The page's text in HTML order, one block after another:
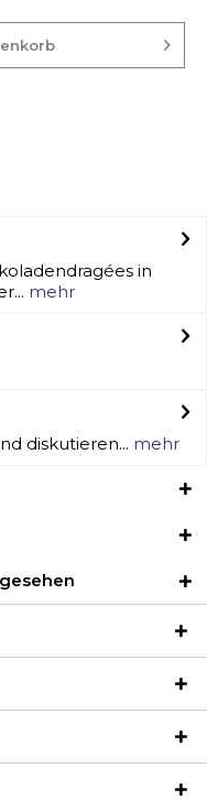
in
mehr
diskutieren... mehr